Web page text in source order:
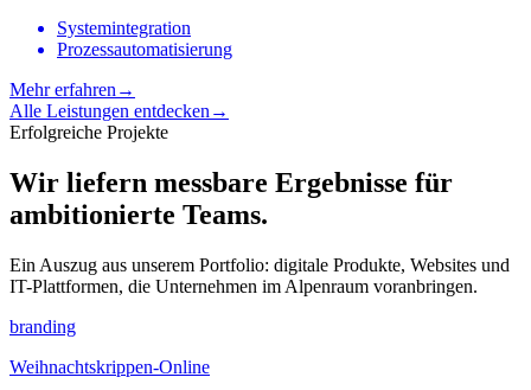
Systemintegration
Prozessautomatisierung
Mehr erfahren →
Alle Leistungen entdecken →
Erfolgreiche Projekte
Wir liefern messbare Ergebnisse für
ambitionierte Teams.
Ein Auszug aus unserem Portfolio: digitale Produkte, Websites und
IT-Plattformen, die Unternehmen im Alpenraum voranbringen.
branding
Weihnachtskrippen-Online